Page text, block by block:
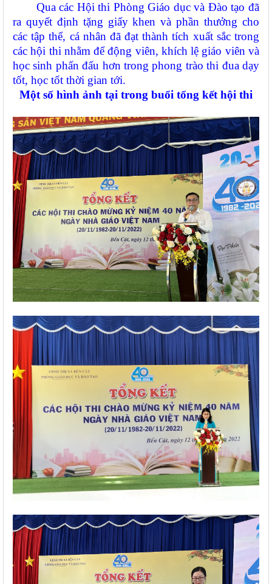
Qua các Hội thi Phòng Giáo dục và Đào tạo đã
ra quyết định tặng giấy khen và phần thưởng cho
các tập thể, cá nhân đã đạt thành tích xuất sắc trong
các hội thi nhằm để động viên, khích lệ giáo viên và
học sinh phấn đấu hơn trong phong trào thi đua dạy
tốt, học tốt thời gian tới.
Một số hình ảnh tại trong buổi tổng kết hội thi